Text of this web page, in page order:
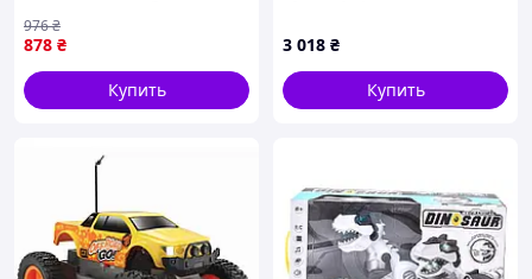
878 ₴
976₴
Купить
3 018 ₴
Купить